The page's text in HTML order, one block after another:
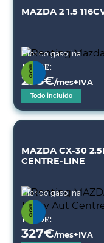
MAZDA 2 1.5
Híbrido gasolina
Desde:
295€/mes+IVA
Todo incluido
MAZDA CX-30
CENTRE-LINE
Híbrido gasolina
Desde:
327€/mes+IVA